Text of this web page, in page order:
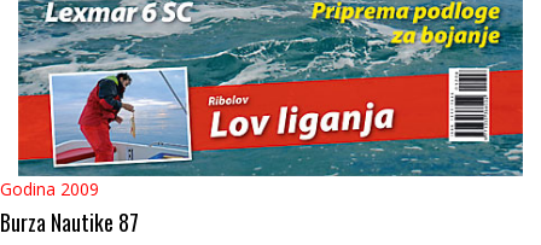
Godina 2009
Burza Nautike 87